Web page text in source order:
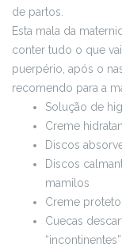
de partos.
Esta mala da
conter tudo o que
puerpério, após o
recomendo para a
Solução de
Creme
Discos
Discos
mamilos
Creme
Cuecas